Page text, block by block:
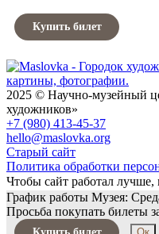
Купить билет
2025 © Научно-музейный
художников»
+7 (980) 413-45-37
hello@maslovka.org
Старый сайт
Политика обработки
Чтобы сайт работал
График работы Музея:
Просьба покупать билеты